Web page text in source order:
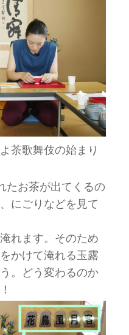
茶歌舞伎の始まり
たお茶が出てくるの
にごりなどを見て
れます。そのため
かけて淹れる玉露
。どう変わるのか